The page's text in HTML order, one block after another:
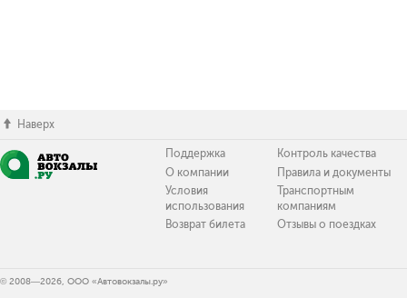
Наверх
Поддержка
О компании
Условия
использования
Возврат билета
Контроль качества
Правила и документы
Транспортным
компаниям
Отзывы о поездках
© 2008—2026, ООО «Автовокзалы.ру»